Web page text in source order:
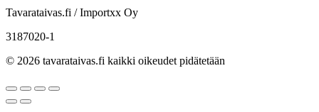
Tavarataivas.fi / Importxx Oy
3187020-1
© 2026 tavarataivas.fi kaikki oikeudet pidätetään